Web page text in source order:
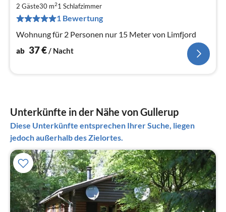
2 Gäste30 m21 Schlafzimmer
1 Bewertung
Wohnung für 2 Personen nur 15 Meter von Limfjord
ab 37€/ Nacht
Unterkünfte in der Nähe von Gullerup
Diese Unterkünfte entsprechen Ihrer Suche, liegen
jedoch außerhalb des Zielortes.